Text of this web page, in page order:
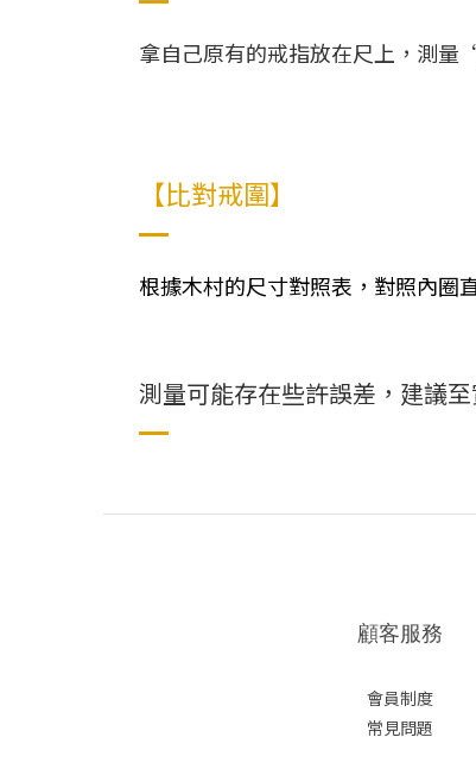
拿自己原有的戒指放在尺上，測
【比對戒圍】
根據木村的尺寸對照表，對照內圈
測量可能存在些許誤差，建議
顧客服務
會員制度
常見問題